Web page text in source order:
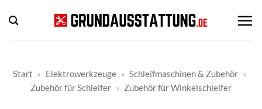
Inhalt
springen
Start » Elektrowerkzeuge » Schleifmaschinen & Zubehör »
Zubehör für Schleifer » Zubehör für Winkelschleifer